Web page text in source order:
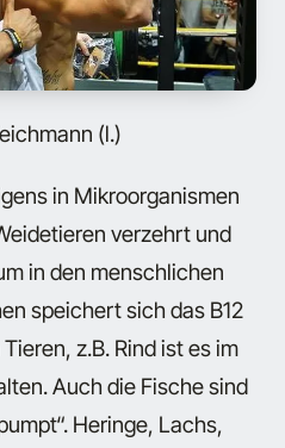
(l.)
in Mikroorganismen
verzehrt und
in den menschlichen
speichert sich das B12
z.B. Rind ist es im
Auch die Fische sind
Heringe, Lachs,